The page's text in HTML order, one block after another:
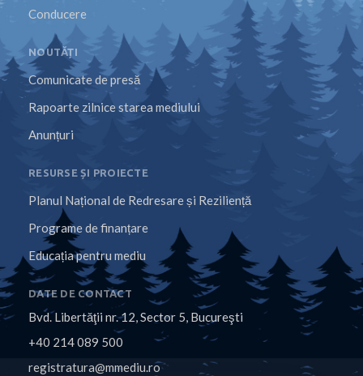
Conducere
NOUTĂȚI
Comunicate de presă
Rapoarte zilnice starea mediului
Anunțuri
RESURSE ȘI PROIECTE
Planul Național de Redresare și Reziliență
Programe de finanțare
Educația pentru mediu
DATE DE CONTACT
Bvd. Libertăţii nr. 12, Sector 5, Bucureşti
+40 214 089 500
registratura@mmediu.ro